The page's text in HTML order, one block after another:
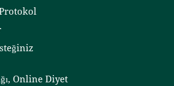
Online Diyet